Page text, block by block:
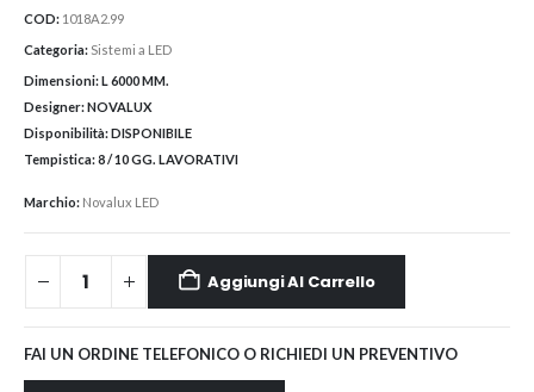
COD: 1018A2.99
Categoria: Sistemi a LED
Dimensioni:L 6000 MM.
Designer:NOVALUX
Disponibilità:DISPONIBILE
Tempistica:8 / 10 GG. LAVORATIVI
Marchio: Novalux LED
Aggiungi Al Carrello
FAI UN ORDINE TELEFONICO O RICHIEDI UN PREVENTIVO